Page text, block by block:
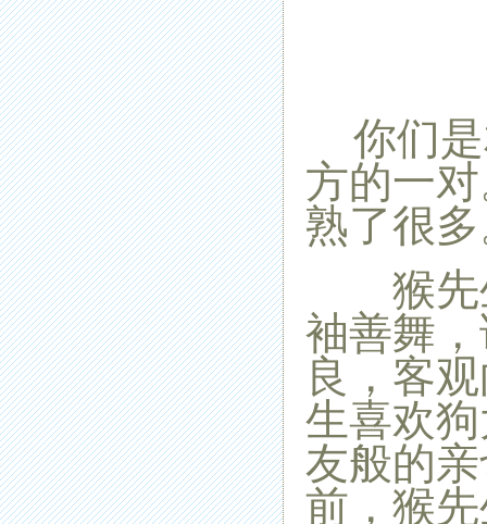
你们是
方的一
熟了很
猴先生
袖善舞
良，客
生喜欢
友般的
前，猴